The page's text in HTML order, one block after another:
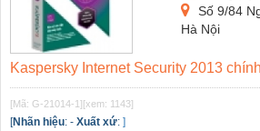
Số 9/84
Hà Nội
Kaspersky Internet Security 2013
[Mã: G-21014-1][xem: 1143]
[Nhãn hiệu: - Xuất xứ: ]